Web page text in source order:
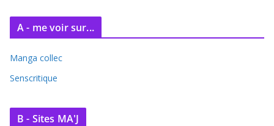
A - me voir sur...
Manga collec
Senscritique
B - Sites MA'J